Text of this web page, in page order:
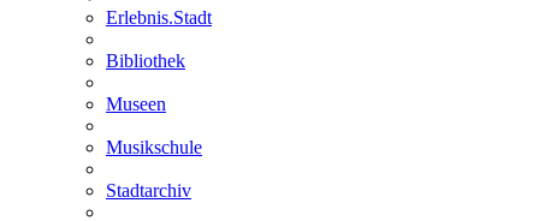
Erlebnis.Stadt
Bibliothek
Museen
Musikschule
Stadtarchiv